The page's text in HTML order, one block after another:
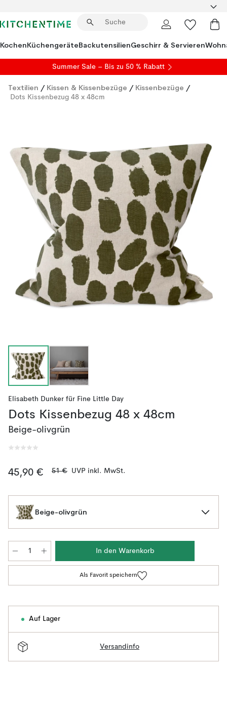
KochenKüchengeräteBackutensilienGeschirr & Servieren
Summer Sale – Bis zu 50 % Rabatt
Textilien / Kissen & Kissenbezüge / Kissenbezüge /
Dots Kissenbezug 48 x 48cm
Elisabeth Dunker für Fine Little Day
Dots Kissenbezug 48 x 48cm
Beige-olivgrün
45,90 € 51 € UVP inkl. MwSt.
Beige-olivgrün
In den Warenkorb
Als Favorit speichern
Auf Lager
Versandinfo